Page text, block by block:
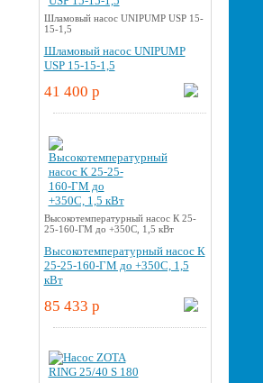
Шламовый насос UNIPUMP USP 15-
15-1,5
Шламовый насос UNIPUMP
USP 15-15-1,5
41 400 p
Высокотемпературный насос К 25-
25-160-ГМ до +350С, 1,5 кВт
Высокотемпературный насос К
25-25-160-ГМ до +350С, 1,5
кВт
85 433 p